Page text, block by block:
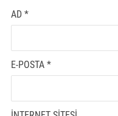
AD *
E-POSTA *